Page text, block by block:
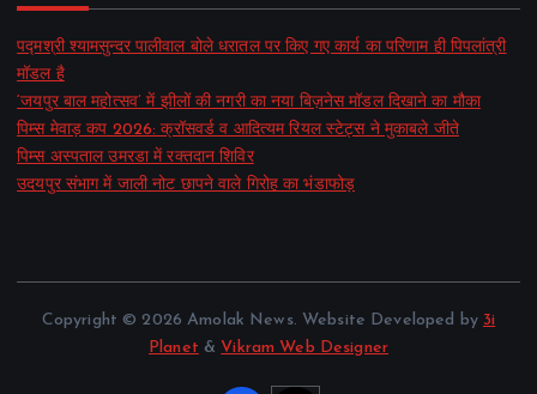
पद्मश्री श्यामसुन्दर पालीवाल बोले धरातल पर किए गए कार्य का परिणाम ही पिपलांत्री
मॉडल है
‘जयपुर बाल महोत्सव’ में झीलों की नगरी का नया बिज़नेस मॉडल दिखाने का मौका
पिम्स मेवाड़ कप 2026: क्रॉसवर्ड व आदित्यम रियल स्टेट्स ने मुकाबले जीते
पिम्स अस्पताल उमरडा में रक्तदान शिविर
उदयपुर संभाग में जाली नोट छापने वाले गिरोह का भंडाफोड़
Copyright © 2026 Amolak News. Website Developed by 3i
Planet & Vikram Web Designer